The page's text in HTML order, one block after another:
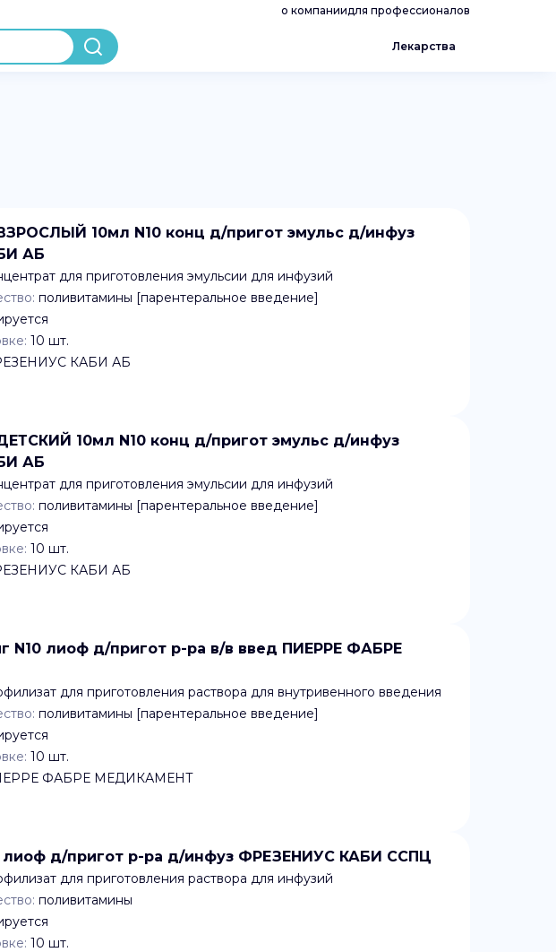
о компаниидля профессионалов
Лекарства
10мл N10 конц д/пригот эмульс д/инфуз
АБ
для приготовления эмульсии для инфузий
поливитамины [парентеральное введение]
10 шт.
КАБИ АБ
10мл N10 конц д/пригот эмульс д/инфуз
АБ
для приготовления эмульсии для инфузий
поливитамины [парентеральное введение]
10 шт.
КАБИ АБ
N10 лиоф д/пригот р-ра в/в введ ПИЕРРЕ ФАБРЕ
для приготовления раствора для внутривенного введения
поливитамины [парентеральное введение]
10 шт.
ФАБРЕ МЕДИКАМЕНТ
д/пригот р-ра д/инфуз ФРЕЗЕНИУС КАБИ ССПЦ
для приготовления раствора для инфузий
поливитамины
10 шт.